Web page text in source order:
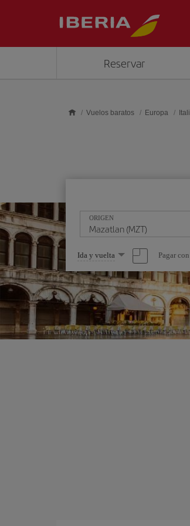
Reservar
Vuelos baratos Europa
ORIGEN
Seleccione
una
opción
Ida y vuelta Pagar